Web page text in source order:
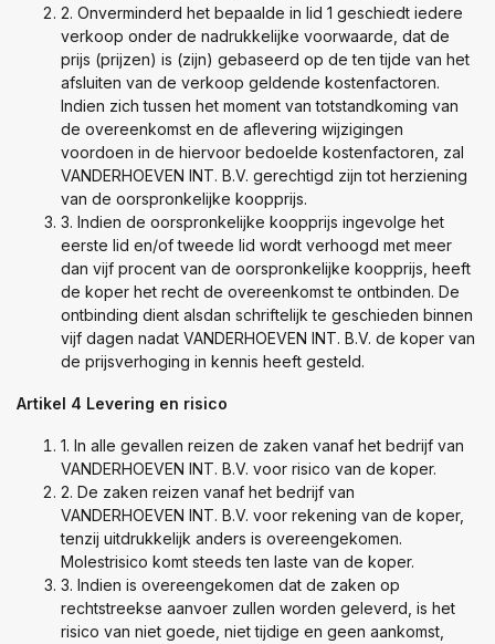
2. Onverminderd het bepaalde in lid 1 geschiedt iedere
verkoop onder de nadrukkelijke voorwaarde, dat de
prijs (prijzen) is (zijn) gebaseerd op de ten tijde van het
afsluiten van de verkoop geldende kostenfactoren.
Indien zich tussen het moment van totstandkoming van
de overeenkomst en de aflevering wijzigingen
voordoen in de hiervoor bedoelde kostenfactoren, zal
VANDERHOEVEN INT. B.V. gerechtigd zijn tot herziening
van de oorspronkelijke koopprijs.
3. Indien de oorspronkelijke koopprijs ingevolge het
eerste lid en/of tweede lid wordt verhoogd met meer
dan vijf procent van de oorspronkelijke koopprijs, heeft
de koper het recht de overeenkomst te ontbinden. De
ontbinding dient alsdan schriftelijk te geschieden binnen
vijf dagen nadat VANDERHOEVEN INT. B.V. de koper van
de prijsverhoging in kennis heeft gesteld.
Artikel 4 Levering en risico
1. In alle gevallen reizen de zaken vanaf het bedrijf van
VANDERHOEVEN INT. B.V. voor risico van de koper.
2. De zaken reizen vanaf het bedrijf van
VANDERHOEVEN INT. B.V. voor rekening van de koper,
tenzij uitdrukkelijk anders is overeengekomen.
Molestrisico komt steeds ten laste van de koper.
3. Indien is overeengekomen dat de zaken op
rechtstreekse aanvoer zullen worden geleverd, is het
risico van niet goede, niet tijdige en geen aankomst,